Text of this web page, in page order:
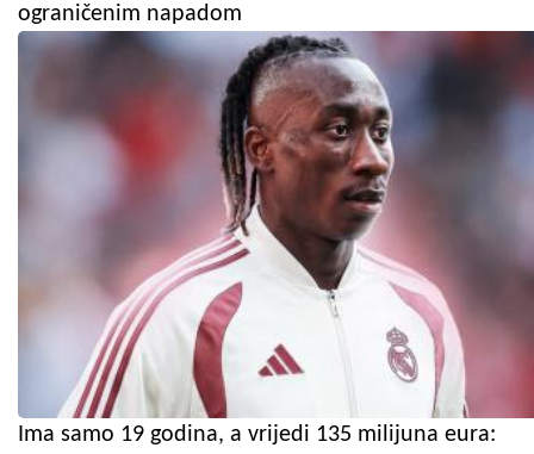
ograničenim napadom
Ima samo 19 godina, a vrijedi 135 milijuna eura: